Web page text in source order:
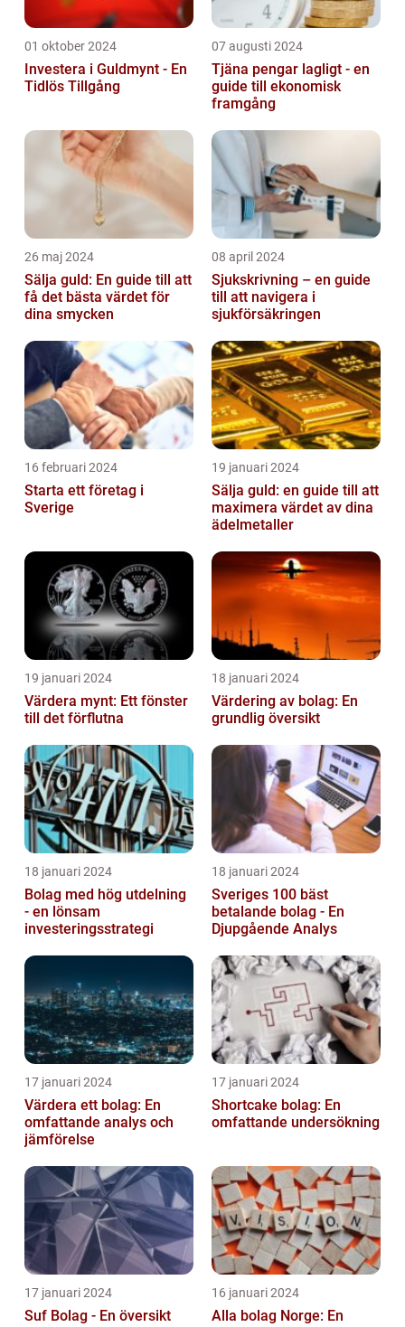
01 oktober 2024
Investera i Guldmynt - En
Tidlös Tillgång
07 augusti 2024
Tjäna pengar lagligt - en
guide till ekonomisk
framgång
26 maj 2024
Sälja guld: En guide till att
få det bästa värdet för
dina smycken
08 april 2024
Sjukskrivning – en guide
till att navigera i
sjukförsäkringen
16 februari 2024
Starta ett företag i
Sverige
19 januari 2024
Sälja guld: en guide till att
maximera värdet av dina
ädelmetaller
19 januari 2024
Värdera mynt: Ett fönster
till det förflutna
18 januari 2024
Värdering av bolag: En
grundlig översikt
18 januari 2024
Bolag med hög utdelning
- en lönsam
investeringsstrategi
18 januari 2024
Sveriges 100 bäst
betalande bolag - En
Djupgående Analys
17 januari 2024
Värdera ett bolag: En
omfattande analys och
jämförelse
17 januari 2024
Shortcake bolag: En
omfattande undersökning
17 januari 2024
Suf Bolag - En översikt
16 januari 2024
Alla bolag Norge: En